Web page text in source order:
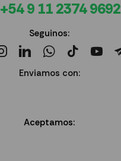
+54 9 11 2374 9692
Seguinos:
Enviamos con:
Aceptamos: